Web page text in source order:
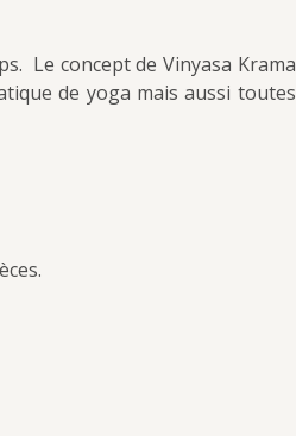
Le concept de Vinyasa Krama
de yoga mais aussi toutes